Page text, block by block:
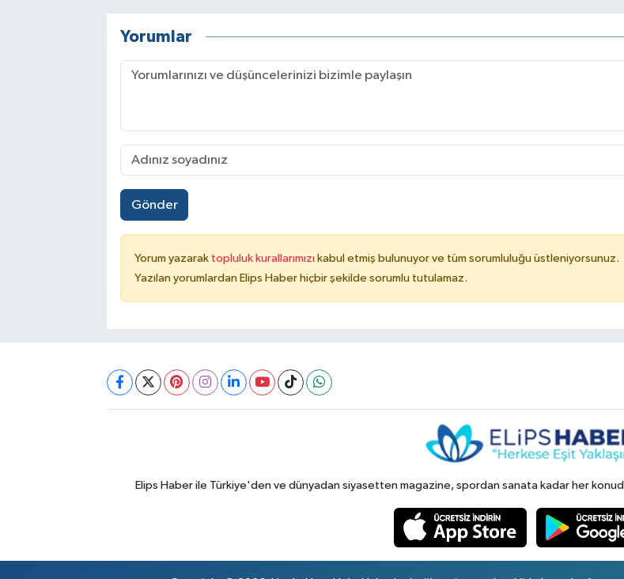
Yorumlar
Gönder
Yorum yazarak topluluk kurallarımızı kabul etmiş bulunuyor ve tüm sorumluluğu üstleniyorsunuz.
Yazılan yorumlardan Elips Haber hiçbir şekilde sorumlu tutulamaz.
Elips Haber ile Türkiye'den ve dünyadan siyasetten magazine, spordan sanata kadar her